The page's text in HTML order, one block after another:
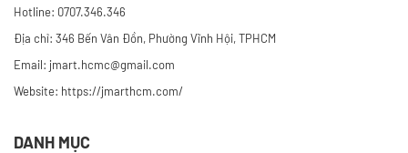
Hotline: 0707.346.346
Địa chỉ: 346 Bến Vân Đồn, Phường Vĩnh Hội, TPHCM
Email: jmart.hcmc@gmail.com
Website: https://jmarthcm.com/
DANH MỤC